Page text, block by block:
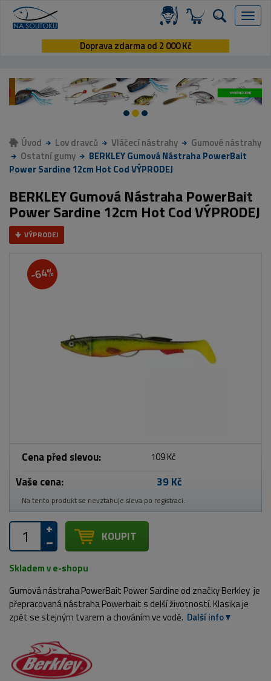
Menu
Doprava zdarma od 2 000 Kč
Úvod Lov dravců Vláčecí nástrahy
Gumové nástrahy
Ostatní gumy
BERKLEY Gumová Nástraha PowerBait
Power Sardine 12cm Hot Cod VÝPRODEJ
BERKLEY Gumová Nástraha PowerBait
Power Sardine 12cm Hot Cod VÝPRODEJ
VÝPRODEJ
-64%
Cena před slevou: 109 Kč
Vaše cena: 39 Kč
Na tento produkt se nevztahuje sleva po registraci.
KOUPIT
Skladem v e-shopu
Gumová nástraha PowerBait Power Sardine od značky Berkley je
přepracovaná nástraha Powerbait s delší životností. Klasika je
zpět se stejným tvarem a chováním ve vodě. Další info